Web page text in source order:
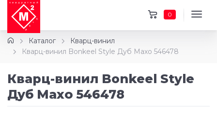
0
Каталог
Кварц-винил
Кварц-винил Bonkeel Style Дуб Махо 546478
Кварц-винил Bonkeel Style
Дуб Махо 546478